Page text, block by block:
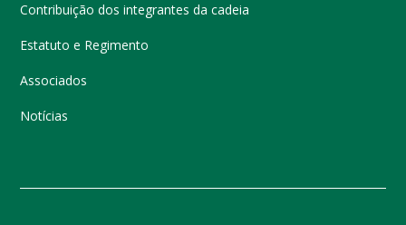
Contribuição dos integrantes da cadeia
Estatuto e Regimento
Associados
Notícias